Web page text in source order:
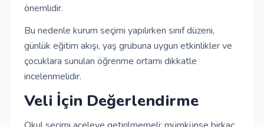
önemlidir.
Bu nedenle kurum seçimi yapılırken sınıf düzeni,
günlük eğitim akışı, yaş grubuna uygun etkinlikler ve
çocuklara sunulan öğrenme ortamı dikkatle
incelenmelidir.
Veli İçin Değerlendirme